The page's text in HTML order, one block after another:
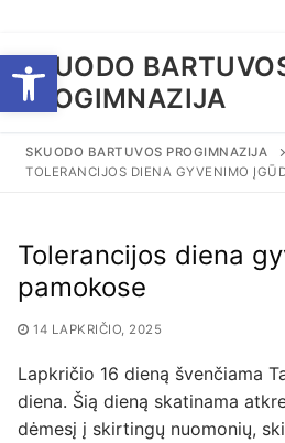
Open toolbar
prie
turinio
SKUODO
PROGIMNAZIJA
SKUODO BARTUVOS PROGIMNAZIJA
TOLERANCIJOS DIENA GYVENIMO
Tolerancijos diena
pamokose
14 LAPKRIČIO, 2025
Lapkričio 16 dieną švenčiama
diena. Šią dieną skatinama
dėmesį į skirtingų nuomonių,